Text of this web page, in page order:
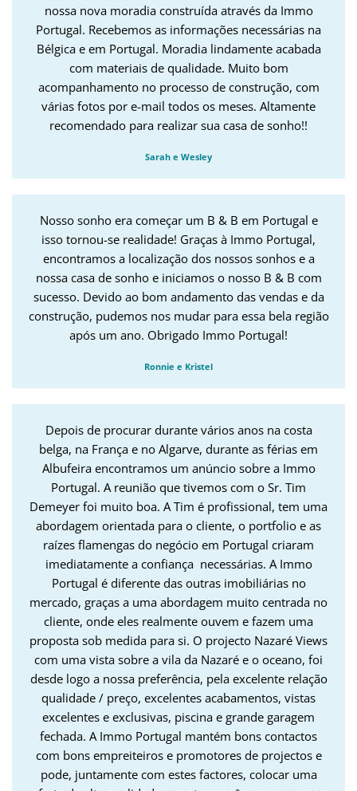
nossa nova moradia construída através da Immo
Portugal. Recebemos as informações necessárias na
Bélgica e em Portugal. Moradia lindamente acabada
com materiais de qualidade. Muito bom
acompanhamento no processo de construção, com
várias fotos por e-mail todos os meses. Altamente
recomendado para realizar sua casa de sonho!!
Sarah e Wesley
Nosso sonho era começar um B & B em Portugal e
isso tornou-se realidade! Graças à Immo Portugal,
encontramos a localização dos nossos sonhos e a
nossa casa de sonho e iniciamos o nosso B & B com
sucesso. Devido ao bom andamento das vendas e da
construção, pudemos nos mudar para essa bela região
após um ano. Obrigado Immo Portugal!
Ronnie e Kristel
Depois de procurar durante vários anos na costa
belga, na França e no Algarve, durante as férias em
Albufeira encontramos um anúncio sobre a Immo
Portugal. A reunião que tivemos com o Sr. Tim
Demeyer foi muito boa. A Tim é profissional, tem uma
abordagem orientada para o cliente, o portfolio e as
raízes flamengas do negócio em Portugal criaram
imediatamente a confiança necessárias. A Immo
Portugal é diferente das outras imobiliárias no
mercado, graças a uma abordagem muito centrada no
cliente, onde eles realmente ouvem e fazem uma
proposta sob medida para si. O projecto Nazaré Views
com uma vista sobre a vila da Nazaré e o oceano, foi
desde logo a nossa preferência, pela excelente relação
qualidade / preço, excelentes acabamentos, vistas
excelentes e exclusivas, piscina e grande garagem
fechada. A Immo Portugal mantém bons contactos
com bons empreiteiros e promotores de projectos e
pode, juntamente com estes factores, colocar uma